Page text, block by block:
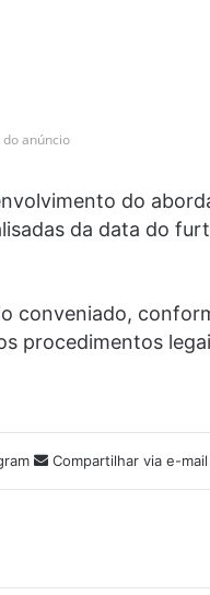
do anúncio
do
da data do
procedimentos
Compartilhar via e-mail